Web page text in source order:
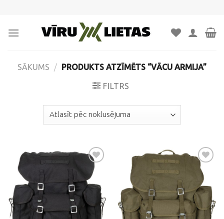
content
SĀKUMS / PRODUKTS ATZĪMĒTS “VĀCU ARMIJA”
FILTRS
Pievienot
vēlmju
sarakstam
Pievienot
vēlmju
sarakstam